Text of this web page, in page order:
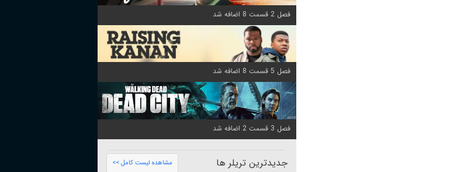
فصل 2 قسمت 8 اضافه شد
فصل 5 قسمت 8 اضافه شد
فصل 3 قسمت 2 اضافه شد
جدیدترین تریلر ها مشاهده لیست کامل >>